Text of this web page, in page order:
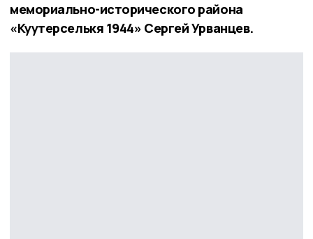
мемориально-исторического района
«Куутерселькя 1944» Сергей Урванцев.